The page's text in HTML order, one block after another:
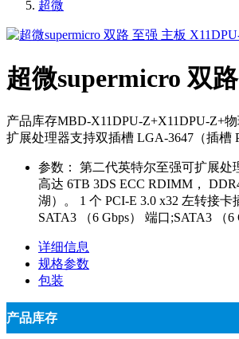
超微
超微supermicro 双
产品库存MBD-X11DPU-Z+X11DPU-Z+
扩展处理器支持双插槽 LGA-3647（插槽
参数：
第二代英特尔至强可扩展处
高达 6TB 3DS ECC RDIMM，
湖）。 1 个 PCI-E 3.0 x32 左转接
SATA3 （6 Gbps） 端口;SATA3
详细信息
规格参数
包装
产品库存